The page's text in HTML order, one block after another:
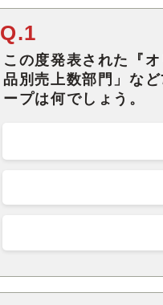
Q.1
この度発表された『
品別売上数部門」な
ープは何でしょう。